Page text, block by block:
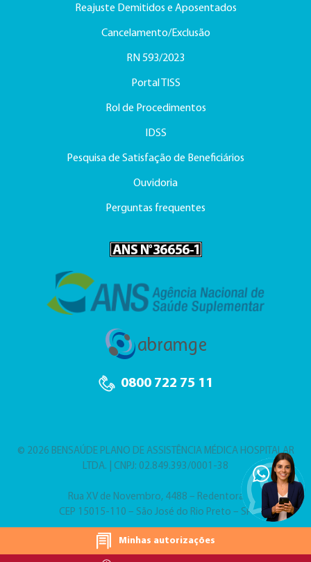
Reajuste Demitidos e Aposentados
Cancelamento/Exclusão
RN 593/2023
Portal TISS
Rol de Procedimentos
IDSS
Pesquisa de Satisfação de Beneficiários
Ouvidoria
Perguntas frequentes
0800 722 75 11
© 2026 BENSAÚDE PLANO DE ASSISTÊNCIA MÉDICA HOSPITALAR
LTDA. | CNPJ: 02.849.393/0001-38
Rua XV de Novembro, 4488 – Redentora
CEP 15015-110 – São José do Rio Preto – SP
Minhas autorizações